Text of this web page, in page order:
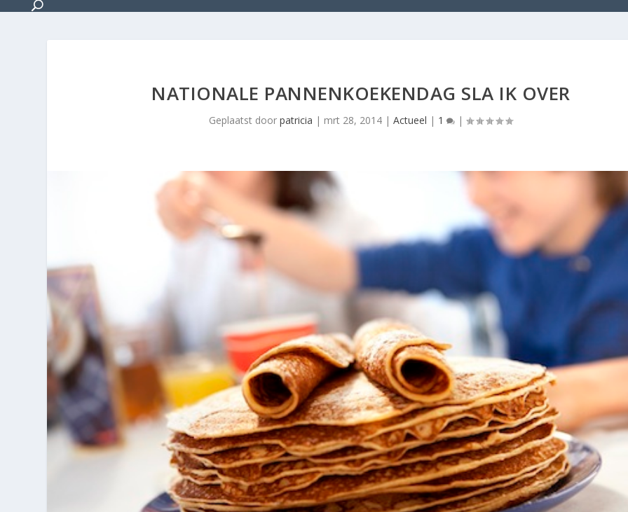
NATIONALE PANNENKOEKENDAG SLA IK OVER
Geplaatst doorpatricia | mrt 28, 2014 |Actueel | 1 |